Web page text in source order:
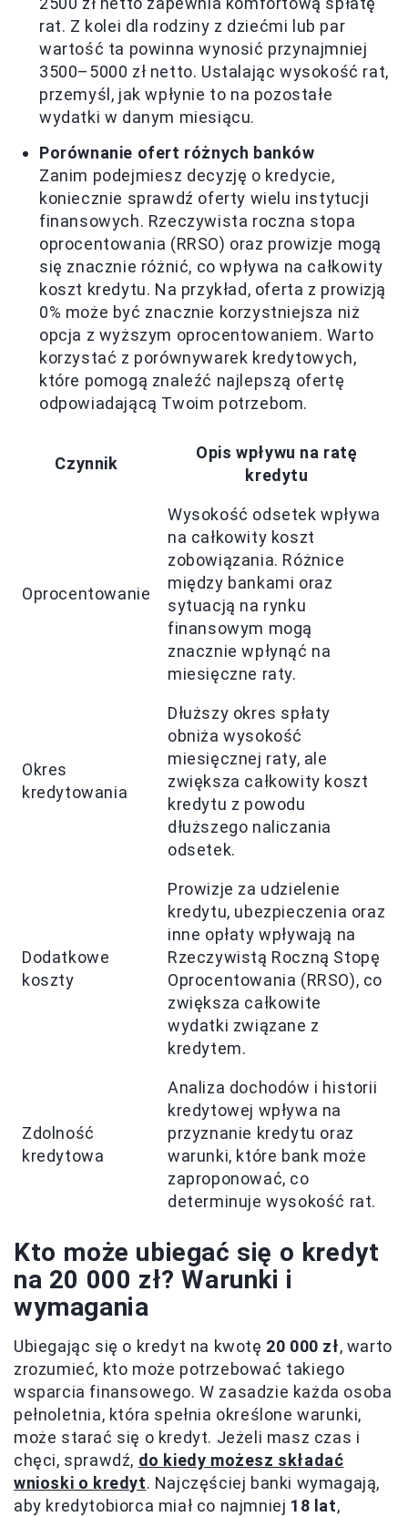
rat. Z kolei dla rodziny z dziećmi lub par
wartość ta powinna wynosić przynajmniej
3500–5000 zł netto. Ustalając wysokość rat,
przemyśl, jak wpłynie to na pozostałe
wydatki w danym miesiącu.
Porównanie ofert różnych banków
Zanim podejmiesz decyzję o kredycie,
koniecznie sprawdź oferty wielu instytucji
finansowych. Rzeczywista roczna stopa
oprocentowania (RRSO) oraz prowizje mogą
się znacznie różnić, co wpływa na całkowity
koszt kredytu. Na przykład, oferta z prowizją
0% może być znacznie korzystniejsza niż
opcja z wyższym oprocentowaniem. Warto
korzystać z porównywarek kredytowych,
które pomogą znaleźć najlepszą ofertę
odpowiadającą Twoim potrzebom.
Czynnik
Opis wpływu na ratę
kredytu
Oprocentowanie
Wysokość odsetek wpływa
na całkowity koszt
zobowiązania. Różnice
między bankami oraz
sytuacją na rynku
finansowym mogą
znacznie wpłynąć na
miesięczne raty.
Okres
kredytowania
Dłuższy okres spłaty
obniża wysokość
miesięcznej raty, ale
zwiększa całkowity koszt
kredytu z powodu
dłuższego naliczania
odsetek.
Dodatkowe
koszty
Prowizje za udzielenie
kredytu, ubezpieczenia oraz
inne opłaty wpływają na
Rzeczywistą Roczną Stopę
Oprocentowania (RRSO), co
zwiększa całkowite
wydatki związane z
kredytem.
Zdolność
kredytowa
Analiza dochodów i historii
kredytowej wpływa na
przyznanie kredytu oraz
warunki, które bank może
zaproponować, co
determinuje wysokość rat.
Kto może ubiegać się o kredyt
na 20 000 zł? Warunki i
wymagania
Ubiegając się o kredyt na kwotę 20 000 zł, warto
zrozumieć, kto może potrzebować takiego
wsparcia finansowego. W zasadzie każda osoba
pełnoletnia, która spełnia określone warunki,
może starać się o kredyt. Jeżeli masz czas i
chęci, sprawdź, do kiedy możesz składać
wnioski o kredyt. Najczęściej banki wymagają,
aby kredytobiorca miał co najmniej 18 lat,